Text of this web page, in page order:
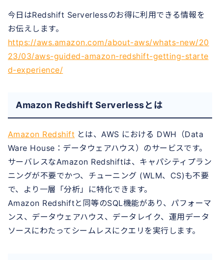
今日はRedshift Serverlessのお得に利用できる情報を
お伝えします。
https://aws.amazon.com/about-aws/whats-new/20
23/03/aws-guided-amazon-redshift-getting-starte
d-experience/
Amazon Redshift Serverlessとは
Amazon Redshift とは、AWS における DWH（Data
Ware House：データウェアハウス）のサービスです。
サーバレスなAmazon Redshiftは、キャパシティプラン
ニングが不要でかつ、チューニング (WLM、CS)も不要
で、より一層「分析」に特化できます。
Amazon Redshiftと同等のSQL機能があり、パフォーマ
ンス、データウェアハウス、データレイク、運用データ
ソースにわたってシームレスにクエリを実行します。